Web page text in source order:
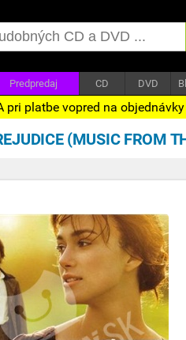
Predpredaj CD DVD
pri platbe vopred na objednávky
(MUSIC FROM